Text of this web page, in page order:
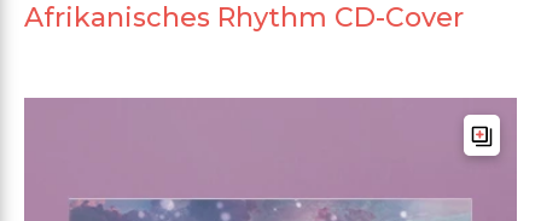
Afrikanisches Rhythm CD-Cover